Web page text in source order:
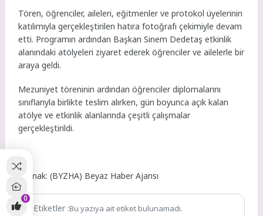
Tören, öğrenciler, aileleri, eğitmenler ve protokol üyelerinin
katılımıyla gerçekleştirilen hatıra fotoğrafı çekimiyle devam
etti. Programın ardından Başkan Sinem Dedetaş etkinlik
alanındaki atölyeleri ziyaret ederek öğrenciler ve ailelerle bir
araya geldi.
Mezuniyet töreninin ardından öğrenciler diplomalarını
sınıflarıyla birlikte teslim alırken, gün boyunca açık kalan
atölye ve etkinlik alanlarında çeşitli çalışmalar
gerçekleştirildi.
Kaynak: (BYZHA) Beyaz Haber Ajansı
Etiketler :Bu yazıya ait etiket bulunamadı.
0